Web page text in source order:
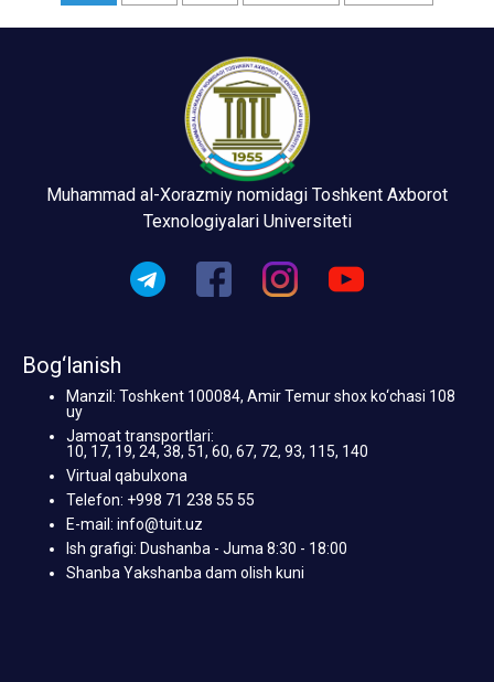
Muhammad al-Xorazmiy nomidagi Toshkent Axborot
Texnologiyalari Universiteti
Bog‘lanish
Manzil: Toshkent 100084, Amir Temur shox ko‘chasi 108
uy
Jamoat transportlari:
10, 17, 19, 24, 38, 51, 60, 67, 72, 93, 115, 140
Virtual qabulxona
Telefon: +998 71 238 55 55
E-mail: info@tuit.uz
Ish grafigi: Dushanba - Juma 8:30 - 18:00
Shanba Yakshanba dam olish kuni